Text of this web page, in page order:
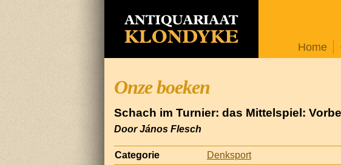
Home
Onze boeken
Schach im Turnier: das Mittelspiel:
Door János Flesch
Categorie
Denksport